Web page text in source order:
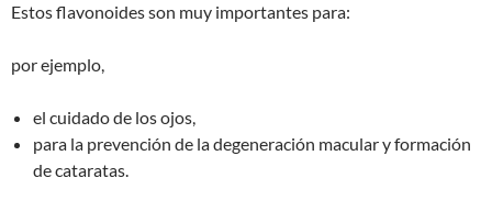
Estos flavonoides son muy importantes para:
por ejemplo,
el cuidado de los ojos,
para la prevención de la degeneración macular y formación
de cataratas.